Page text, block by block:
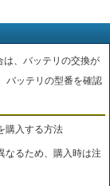
は、バッテリの交換が
バッテリの型番を確認
購入する方法
なるため、購入時は注